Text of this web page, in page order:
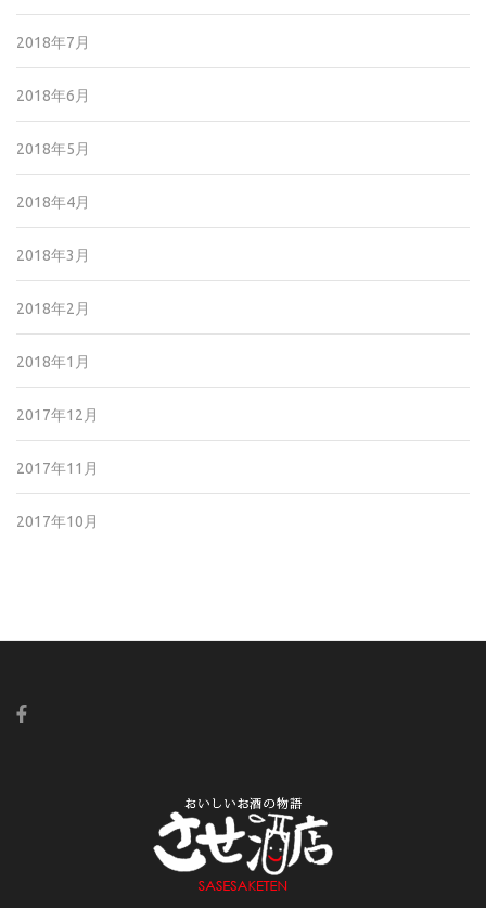
2018年7月
2018年6月
2018年5月
2018年4月
2018年3月
2018年2月
2018年1月
2017年12月
2017年11月
2017年10月